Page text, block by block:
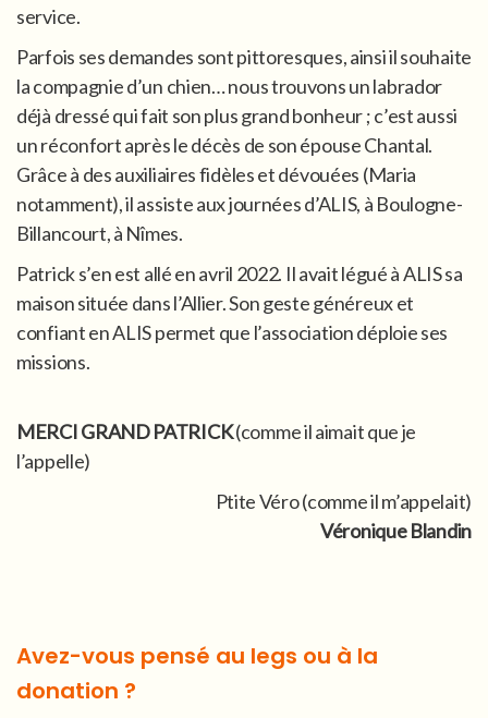
service.
Parfois ses demandes sont pittoresques, ainsi il souhaite
la compagnie d’un chien… nous trouvons un labrador
déjà dressé qui fait son plus grand bonheur ; c’est aussi
un réconfort après le décès de son épouse Chantal.
Grâce à des auxiliaires fidèles et dévouées (Maria
notamment), il assiste aux journées d’ALIS, à Boulogne-
Billancourt, à Nîmes.
Patrick s’en est allé en avril 2022. Il avait légué à ALIS sa
maison située dans l’Allier. Son geste généreux et
confiant en ALIS permet que l’association déploie ses
missions.
MERCI GRAND PATRICK(comme il aimait que je
l’appelle)
Ptite Véro (comme il m’appelait)
Véronique Blandin
Avez-vous pensé au legs ou à la
donation ?